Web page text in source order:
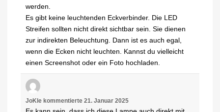
werden.
Es gibt keine leuchtenden Eckverbinder. Die LED
Streifen sollten nicht direkt sichtbar sein. Sie dienen
zur indirekten Beleuchtung. Dann ist es auch egal,
wenn die Ecken nicht leuchten. Kannst du vielleicht
einen Screenshot oder ein Foto hochladen.
JoKle kommentierte 21. Januar 2025